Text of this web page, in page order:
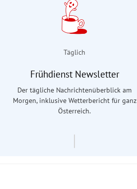
Täglich
Frühdienst Newsletter
Der tägliche Nachrichtenüberblick am
Morgen, inklusive Wetterbericht für ganz
Österreich.